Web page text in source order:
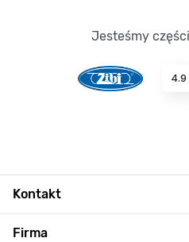
Jesteśmy
4.9
Kontakt
Firma